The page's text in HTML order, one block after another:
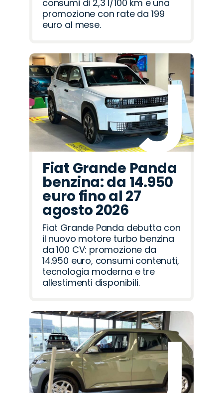
consumi di 2,3 l/100 km e una
promozione con rate da 199
euro al mese.
Fiat Grande Panda
benzina: da 14.950
euro fino al 27
agosto 2026
Fiat Grande Panda debutta con
il nuovo motore turbo benzina
da 100 CV: promozione da
14.950 euro, consumi contenuti,
tecnologia moderna e tre
allestimenti disponibili.